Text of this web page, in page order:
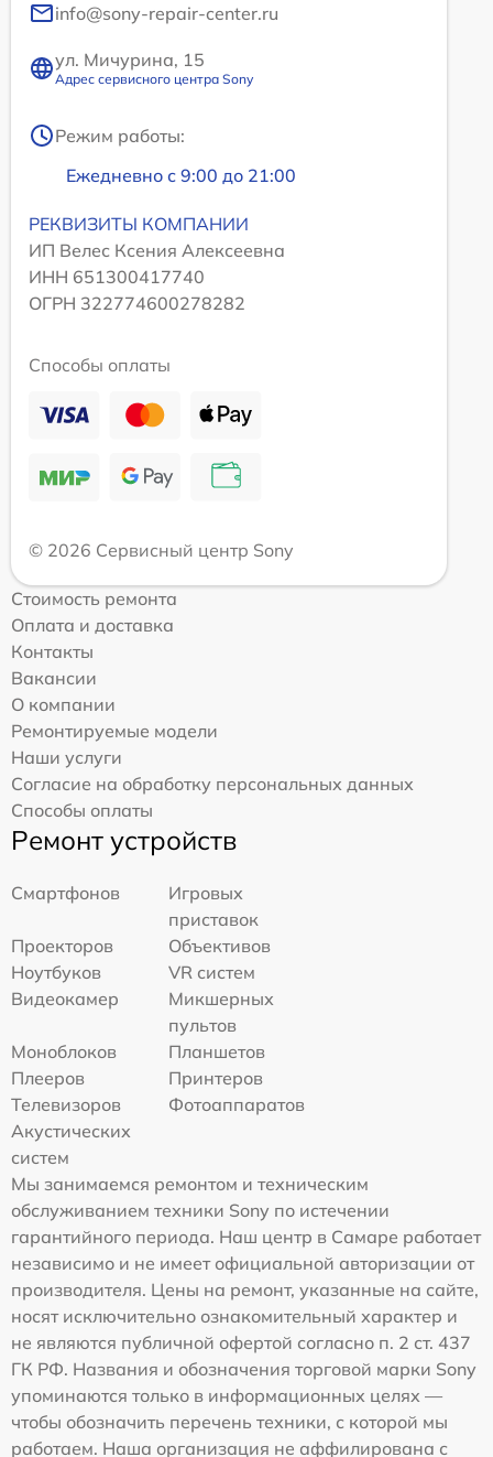
info@sony-repair-center.ru
ул. Мичурина, 15
Адрес сервисного центра Sony
Режим работы:
Ежедневно с 9:00 до 21:00
РЕКВИЗИТЫ КОМПАНИИ
ИП Велес Ксения Алексеевна
ИНН 651300417740
ОГРН 322774600278282
Способы оплаты
© 2026 Сервисный центр Sony
Стоимость ремонта
Оплата и доставка
Контакты
Вакансии
О компании
Ремонтируемые модели
Наши услуги
Согласие на обработку персональных данных
Способы оплаты
Ремонт устройств
Смартфонов
Игровых
приставок
Проекторов
Объективов
Ноутбуков
VR систем
Видеокамер
Микшерных
пультов
Моноблоков
Планшетов
Плееров
Принтеров
Телевизоров
Фотоаппаратов
Акустических
систем
Мы занимаемся ремонтом и техническим
обслуживанием техники Sony по истечении
гарантийного периода. Наш центр в Самаре работает
независимо и не имеет официальной авторизации от
производителя. Цены на ремонт, указанные на сайте,
носят исключительно ознакомительный характер и
не являются публичной офертой согласно п. 2 ст. 437
ГК РФ. Названия и обозначения торговой марки Sony
упоминаются только в информационных целях —
чтобы обозначить перечень техники, с которой мы
работаем. Наша организация не аффилирована с